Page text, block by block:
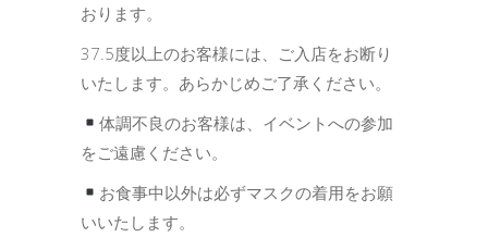
おります。
37.5度以上のお客様には、ご入店をお断り
いたします。あらかじめご了承ください。
体調不良のお客様は、イベントへの参加
をご遠慮ください。
お食事中以外は必ずマスクの着用をお願
いいたします。